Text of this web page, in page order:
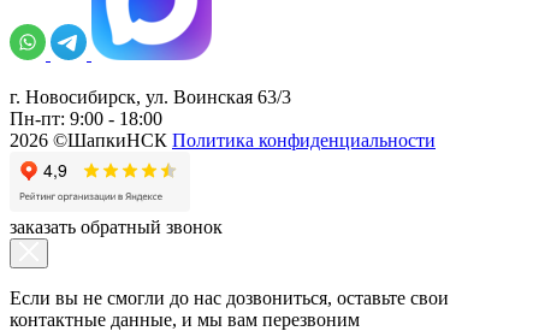
г. Новосибирск, ул. Воинская 63/3
Пн-пт: 9:00 - 18:00
2026 ©ШапкиНСК Политика конфиденциальности
заказать обратный звонок
Если вы не смогли до нас дозвониться, оставьте свои
контактные данные, и мы вам перезвоним